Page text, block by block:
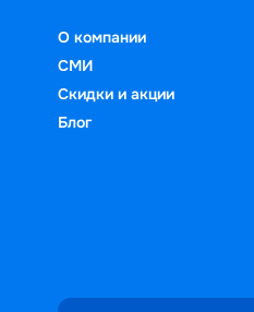
О компании
СМИ
Скидки и акции
Блог